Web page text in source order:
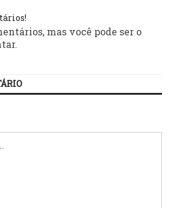
mas você pode ser o